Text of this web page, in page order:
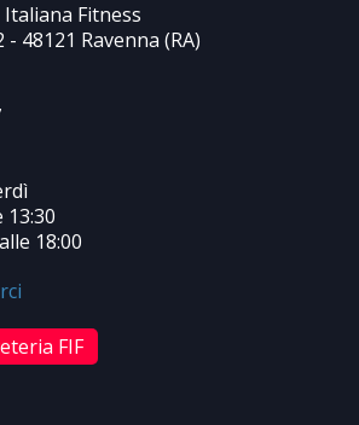
Italiana Fitness
48121 Ravenna (RA)
13:30
18:00
FIF